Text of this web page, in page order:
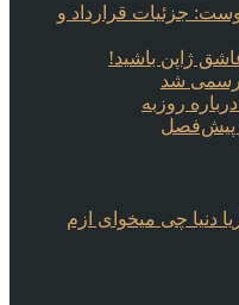
جزئیات قرارداد و
ژاپن باشید!
رسمی شد
روزبه
پیش‌فصل
دنیا چی میخوای ازم